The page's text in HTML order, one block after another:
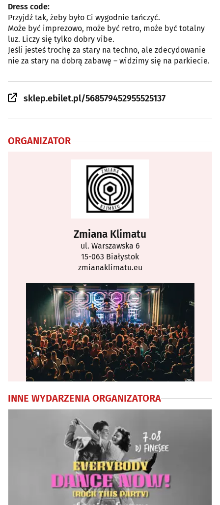
Dress code:
Przyjdź tak, żeby było Ci wygodnie tańczyć.
Może być imprezowo, może być retro, może być totalny
luz. Liczy się tylko dobry vibe.
Jeśli jesteś trochę za stary na techno, ale zdecydowanie
nie za stary na dobrą zabawę – widzimy się na parkiecie.
sklep.ebilet.pl/568579452955525137
ORGANIZATOR
Zmiana Klimatu
ul. Warszawska 6
15-063 Białystok
zmianaklimatu.eu
INNE WYDARZENIA ORGANIZATORA